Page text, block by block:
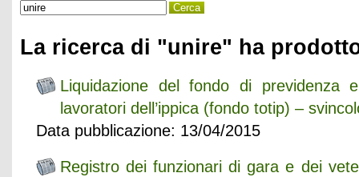
La ricerca di "unire" ha
Liquidazione del fondo di previdenza
lavoratori dell’ippica (fondo totip) –
Data pubblicazione: 13/04/2015
Registro dei funzionari di gara e dei